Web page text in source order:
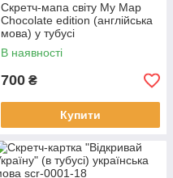
Скретч-мапа світу My Map
Chocolate edition (англійська
мова) у тубусі
В наявності
700 ₴
Купити